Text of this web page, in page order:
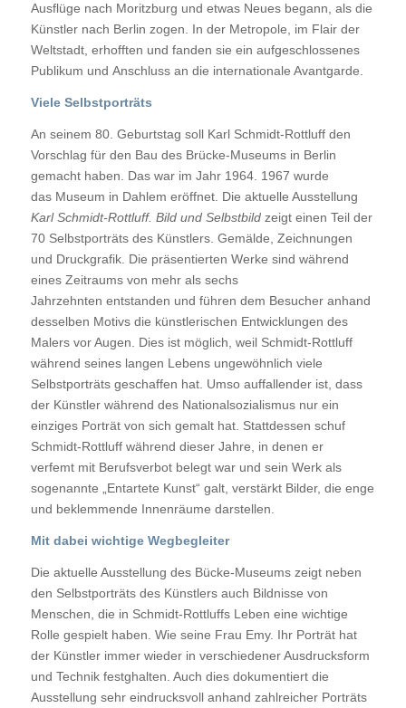
Ausflüge nach Moritzburg und etwas Neues begann, als die
Künstler nach Berlin zogen. In der Metropole, im Flair der
Weltstadt, erhofften und fanden sie ein aufgeschlossenes
Publikum und Anschluss an die internationale Avantgarde.
Viele Selbstporträts
An seinem 80. Geburtstag soll Karl Schmidt-Rottluff den
Vorschlag für den Bau des Brücke-Museums in Berlin
gemacht haben. Das war im Jahr 1964. 1967 wurde
das Museum in Dahlem eröffnet. Die aktuelle Ausstellung
Karl Schmidt-Rottluff. Bild und Selbstbildzeigt einen Teil der
70 Selbstporträts des Künstlers. Gemälde, Zeichnungen
und Druckgrafik. Die präsentierten Werke sind während
eines Zeitraums von mehr als sechs
Jahrzehnten entstanden und führen dem Besucher anhand
desselben Motivs die künstlerischen Entwicklungen des
Malers vor Augen. Dies ist möglich, weil Schmidt-Rottluff
während seines langen Lebens ungewöhnlich viele
Selbstporträts geschaffen hat. Umso auffallender ist, dass
der Künstler während des Nationalsozialismus nur ein
einziges Porträt von sich gemalt hat. Stattdessen schuf
Schmidt-Rottluff während dieser Jahre, in denen er
verfemt mit Berufsverbot belegt war und sein Werk als
sogenannte „Entartete Kunst“ galt, verstärkt Bilder, die enge
und beklemmende Innenräume darstellen.
Mit dabei wichtige Wegbegleiter
Die aktuelle Ausstellung des Bücke-Museums zeigt neben
den Selbstporträts des Künstlers auch Bildnisse von
Menschen, die in Schmidt-Rottluffs Leben eine wichtige
Rolle gespielt haben. Wie seine Frau Emy. Ihr Porträt hat
der Künstler immer wieder in verschiedener Ausdrucksform
und Technik festghalten. Auch dies dokumentiert die
Ausstellung sehr eindrucksvoll anhand zahlreicher Porträts